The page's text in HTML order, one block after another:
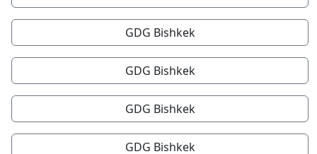
GDG Bishkek
GDG Bishkek
GDG Bishkek
GDG Bishkek